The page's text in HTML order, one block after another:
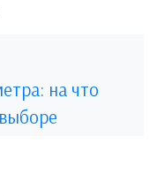
на что